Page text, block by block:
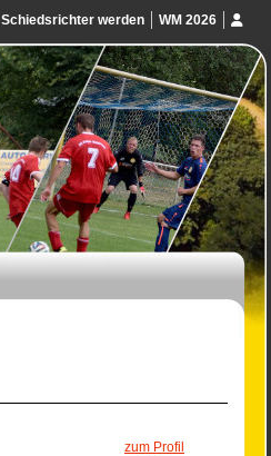
Schiedsrichter werden WM 2026
zum Profil